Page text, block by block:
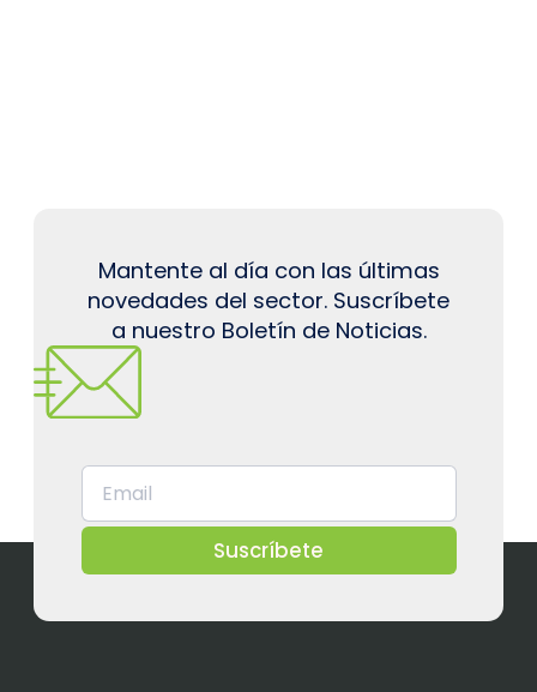
Mantente al día con las últimas
novedades del sector. Suscríbete
a nuestro Boletín de Noticias.
Suscríbete